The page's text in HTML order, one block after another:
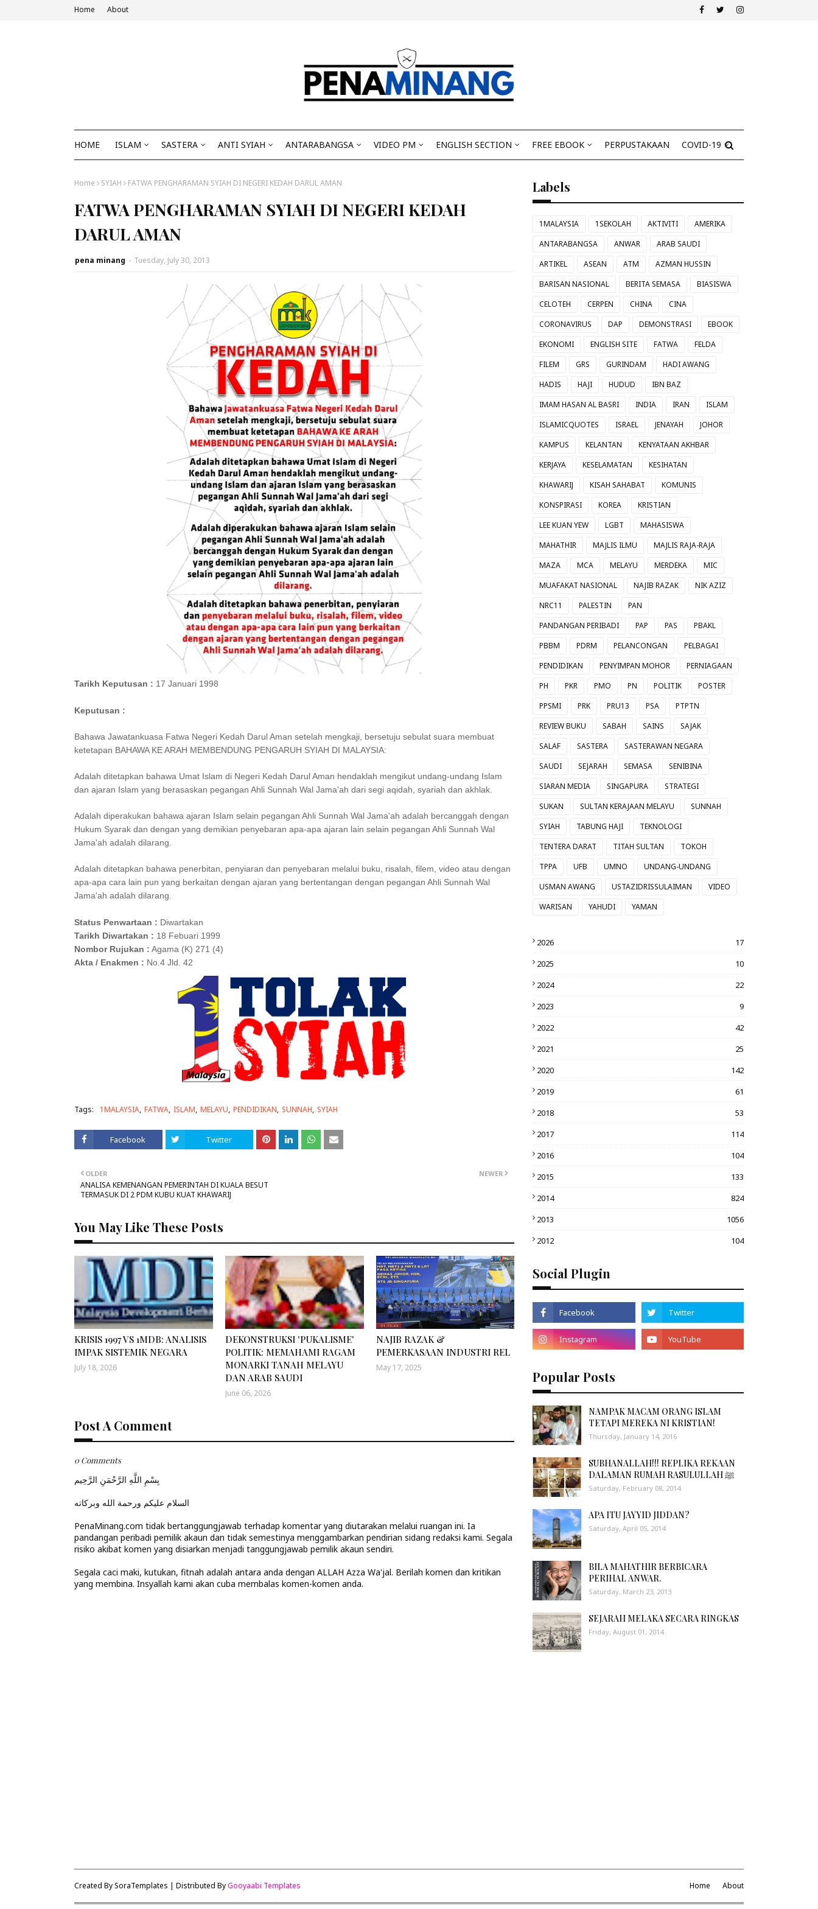
Home About
HOME ISLAM SASTERA ANTI SYIAH ANTARABANGSA VIDEO PM ENGLISH SECTION FREE EBOOK PERPUSTAKAAN COVID-19
Home SYIAH FATWA PENGHARAMAN SYIAH DI NEGERI KEDAH DARUL AMAN
FATWA PENGHARAMAN SYIAH DI NEGERI KEDAH
DARUL AMAN
pena minang - Tuesday, July 30, 2013
Tarikh Keputusan : 17 Januari 1998
Keputusan :
Bahawa Jawatankuasa Fatwa Negeri Kedah Darul Aman setelah mengkaji, bersetuju sebulat suara membuat
ketetapan BAHAWA KE ARAH MEMBENDUNG PENGARUH SYIAH DI MALAYSIA:
Adalah ditetapkan bahawa Umat Islam di Negeri Kedah Darul Aman hendaklah mengikut undang-undang Islam
dan ajaran Islam yang berasaskan pegangan Ahli Sunnah Wal Jama'ah dari segi aqidah, syariah dan akhlak.
Adalah diperakukan bahawa ajaran Islam selain pegangan Ahli Sunnah Wal Jama'ah adalah bercanggah dengan
Hukum Syarak dan dengan yang demikian penyebaran apa-apa ajaran lain selain pegangan Ahli Sunnah Wal
Jama'ah adalah dilarang.
Adalah ditetapkan bahawa penerbitan, penyiaran dan penyebaran melalui buku, risalah, filem, video atau dengan
apa-apa cara lain pun yang berkaitan dengan ajaran yang bertentangan dengan pegangan Ahli Sunnah Wal
Jama'ah adalah dilarang.
Status Penwartaan : Diwartakan
Tarikh Diwartakan : 18 Febuari 1999
Nombor Rujukan : Agama (K) 271 (4)
Akta / Enakmen : No.4 Jld. 42
Tags: 1MALAYSIA FATWA ISLAM MELAYU PENDIDIKAN SUNNAH SYIAH
Facebook Twitter
NEWER
OLDER
ANALISA KEMENANGAN PEMERINTAH DI KUALA BESUT
TERMASUK DI 2 PDM KUBU KUAT KHAWARIJ
You May Like These Posts
KRISIS 1997 VS 1MDB: ANALISIS
IMPAK SISTEMIK NEGARA
July 18, 2026
DEKONSTRUKSI 'PUKALISME'
POLITIK: MEMAHAMI RAGAM
MONARKI TANAH MELAYU
DAN ARAB SAUDI
June 06, 2026
NAJIB RAZAK &
PEMERKASAAN INDUSTRI REL
May 17, 2025
Post A Comment
0 Comments
بِسْمِ اللَّهِ الرَّحْمَنِ الرَّحِيم
السلام عليكم ورحمة الله وبركاته
PenaMinang.com tidak bertanggungjawab terhadap komentar yang diutarakan melalui ruangan ini. Ia
pandangan peribadi pemilik akaun dan tidak semestinya menggambarkan pendirian sidang redaksi kami. Segala
risiko akibat komen yang disiarkan menjadi tanggungjawab pemilik akaun sendiri.
Segala caci maki, kutukan, fitnah adalah antara anda dengan ALLAH Azza Wa'jal. Berilah komen dan kritikan
yang membina. Insyallah kami akan cuba membalas komen-komen anda.
Labels
1MALAYSIA 1SEKOLAH AKTIVITI
AMERIKA
ANTARABANGSA
ANWAR
ARAB SAUDI
ARTIKEL
ASEAN ATM
AZMAN HUSSIN
BARISAN NASIONAL
BERITA SEMASA
BIASISWA
CELOTEH
CERPEN CHINA
CINA
CORONAVIRUS
DAP DEMONSTRASI
EBOOK
EKONOMI
ENGLISH SITE FATWA
FELDA
FILEM
GRS GURINDAM
HADI AWANG
HADIS
HAJI HUDUD
IBN BAZ
IMAM HASAN AL BASRI
INDIA IRAN
ISLAM
ISLAMICQUOTES
ISRAEL JENAYAH
JOHOR
KAMPUS
KELANTAN
KENYATAAN AKHBAR
KERJAYA
KESELAMATAN
KESIHATAN
KHAWARIJ
KISAH SAHABAT
KOMUNIS
KONSPIRASI
KOREA
KRISTIAN
LEE KUAN YEW
LGBT
MAHASISWA
MAHATHIR
MAJLIS ILMU
MAJLIS RAJA-RAJA
MAZA
MCA MELAYU MERDEKA
MIC
MUAFAKAT NASIONAL
NAJIB RAZAK
NIK AZIZ
NRC11
PALESTIN
PAN
PANDANGAN PERIBADI
PAP PAS
PBAKL
PBBM
PDRM PELANCONGAN
PELBAGAI
PENDIDIKAN
PENYIMPAN MOHOR
PERNIAGAAN
PH
PKR PMO PN POLITIK
POSTER
PPSMI
PRK PRU13 PSA
PTPTN
REVIEW BUKU
SABAH SAINS
SAJAK
SALAF
SASTERA
SASTERAWAN NEGARA
SAUDI
SEJARAH SEMASA
SENIBINA
SIARAN MEDIA
SINGAPURA
STRATEGI
SUKAN
SULTAN KERAJAAN MELAYU
SUNNAH
SYIAH
TABUNG HAJI
TEKNOLOGI
TENTERA DARAT
TITAH SULTAN
TOKOH
TPPA
UFB UMNO
UNDANG-UNDANG
USMAN AWANG
USTAZIDRISSULAIMAN
VIDEO
WARISAN
YAHUDI YAMAN
2026
17
2025
10
2024
22
2023
9
2022
42
2021
25
2020
142
2019
61
2018
53
2017
114
2016
104
2015
133
2014
824
2013
1056
2012
104
Social Plugin
Popular Posts
NAMPAK MACAM ORANG ISLAM
TETAPI MEREKA NI KRISTIAN!
Thursday, January 14, 2016
SUBHANALLAH!!! REPLIKA REKAAN
DALAMAN RUMAH RASULULLAH ﷺ
Saturday, February 08, 2014
APA ITU JAYYID JIDDAN?
Saturday, April 05, 2014
BILA MAHATHIR BERBICARA
PERIHAL ANWAR.
Saturday, March 23, 2013
SEJARAH MELAKA SECARA RINGKAS
Friday, August 01, 2014
Home About
Created BySoraTemplates | Distributed ByGooyaabi Templates